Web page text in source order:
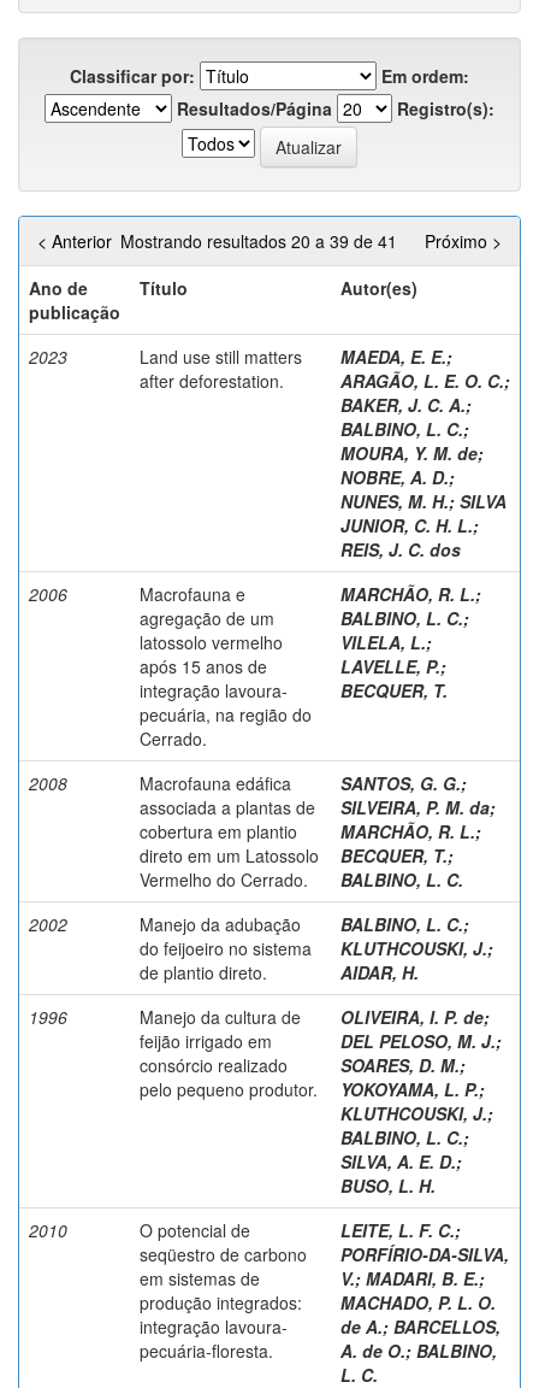
Classificar por:
Em ordem:
Resultados/Página
Registro(s):
Mostrando resultados 20 a 39 de 41
< Anterior
Próximo >
Ano de
publicação
Título Autor(es)
2023
Land use still matters
after deforestation.
MAEDA, E. E.;
ARAGÃO, L. E. O. C.;
BAKER, J. C. A.;
BALBINO, L. C.;
MOURA, Y. M. de;
NOBRE, A. D.;
NUNES, M. H.; SILVA
JUNIOR, C. H. L.;
REIS, J. C. dos
2006
Macrofauna e
agregação de um
latossolo vermelho
após 15 anos de
integração lavoura-
pecuária, na região do
Cerrado.
MARCHÃO, R. L.;
BALBINO, L. C.;
VILELA, L.;
LAVELLE, P.;
BECQUER, T.
2008
Macrofauna edáfica
associada a plantas de
cobertura em plantio
direto em um Latossolo
Vermelho do Cerrado.
SANTOS, G. G.;
SILVEIRA, P. M. da;
MARCHÃO, R. L.;
BECQUER, T.;
BALBINO, L. C.
2002
Manejo da adubação
do feijoeiro no sistema
de plantio direto.
BALBINO, L. C.;
KLUTHCOUSKI, J.;
AIDAR, H.
1996
Manejo da cultura de
feijão irrigado em
consórcio realizado
pelo pequeno produtor.
OLIVEIRA, I. P. de;
DEL PELOSO, M. J.;
SOARES, D. M.;
YOKOYAMA, L. P.;
KLUTHCOUSKI, J.;
BALBINO, L. C.;
SILVA, A. E. D.;
BUSO, L. H.
2010
O potencial de
seqüestro de carbono
em sistemas de
produção integrados:
integração lavoura-
pecuária-floresta.
LEITE, L. F. C.;
PORFÍRIO-DA-SILVA,
V.; MADARI, B. E.;
MACHADO, P. L. O.
de A.; BARCELLOS,
A. de O.; BALBINO,
L. C.